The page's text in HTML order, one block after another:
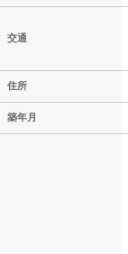
交通
住所
築年月